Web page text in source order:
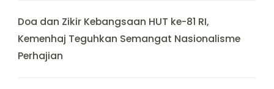
Doa dan Zikir Kebangsaan HUT ke-81 RI,
Kemenhaj Teguhkan Semangat Nasionalisme
Perhajian